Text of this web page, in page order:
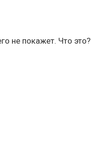
не покажет. Что это?